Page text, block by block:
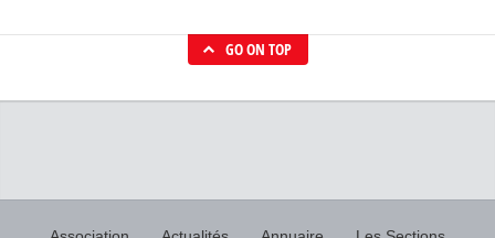
GO ON TOP